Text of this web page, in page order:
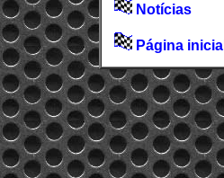
Notícias
Página inicial